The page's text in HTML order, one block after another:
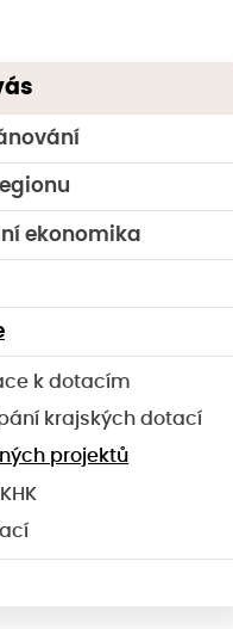
ekonomika
k dotacím
krajských dotací
projektů